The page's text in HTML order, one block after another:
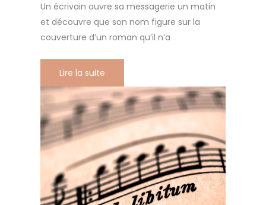
Un écrivain ouvre sa messagerie un matin
et découvre que son nom figure sur la
couverture d’un roman qu’il n’a
Lire la suite